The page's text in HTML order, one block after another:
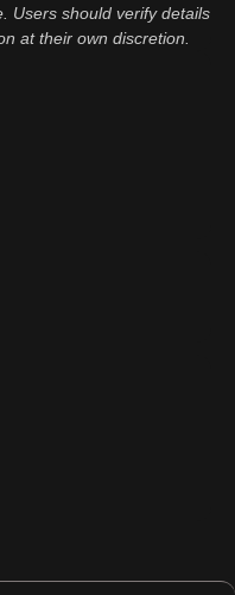
Users should verify details
at their own discretion.